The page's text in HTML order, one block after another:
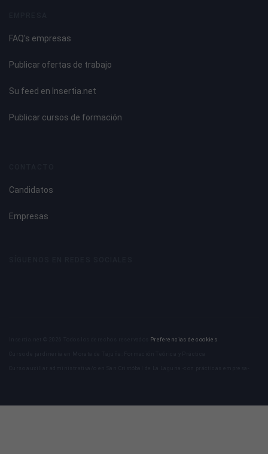
FAQ's empresas
Publicar ofertas de trabajo
Su feed en Insertia.net
Publicar cursos de formación
Candidatos
Empresas
Preferencias de cookies